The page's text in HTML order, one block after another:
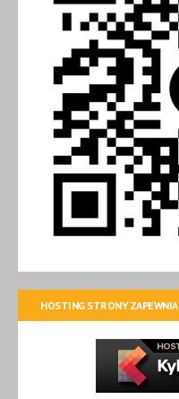
HOSTING STRONY ZAPEWNIA